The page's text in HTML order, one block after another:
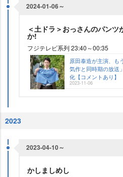
2024-01-06～
＜土ドラ＞おっさんのパン
か!
フジテレビ系列 23:40～00:35
原田泰造が主演、も
気作と同時期の放送
化【コメントあり】
2023-11-06
2023
2023-04-10～
かしましめし